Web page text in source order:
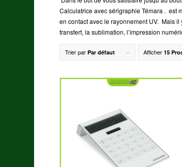
Calculatrice avec sérigraphie Témara . est
en contact avec le rayonnement UV. Mais
transfert, la sublimation, l’impression
Trier parPar défaut Afficher15